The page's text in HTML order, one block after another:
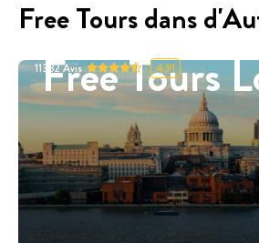
Free Tours dans
Free Tours
11332Avis 4.91